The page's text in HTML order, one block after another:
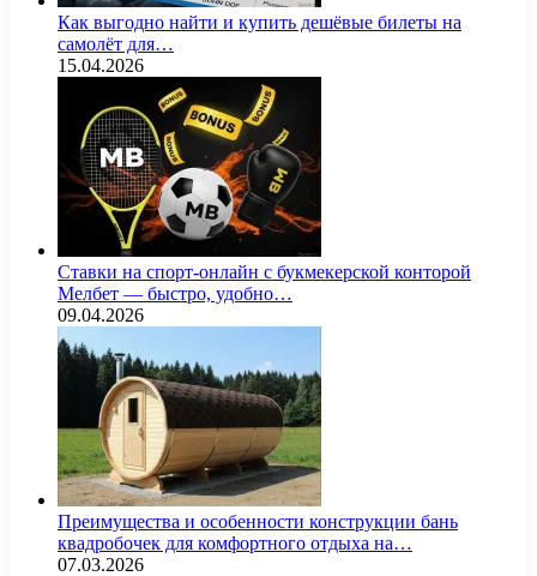
Как выгодно найти и купить дешёвые билеты на
самолёт для…
15.04.2026
Ставки на спорт-онлайн с букмекерской конторой
Мелбет — быстро, удобно…
09.04.2026
Преимущества и особенности конструкции бань
квадробочек для комфортного отдыха на…
07.03.2026